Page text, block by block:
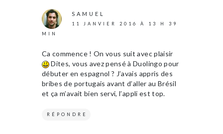
SAMUEL
11 JANVIER 2016 À 13 H 39
MIN
Ca commence ! On vous suit avec plaisir
Dites, vous avez pensé à Duolingo pour
débuter en espagnol ? J’avais appris des
bribes de portugais avant d’aller au Brésil
et ça m’avait bien servi, l’appli est top.
RÉPONDRE